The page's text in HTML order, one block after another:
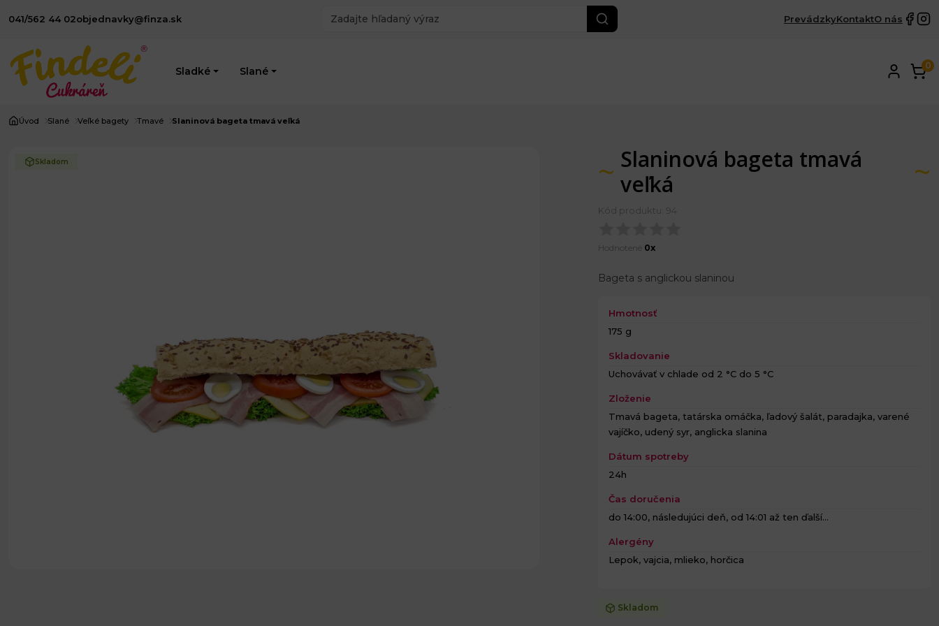
041/562 44 02objednavky@finza.sk PrevádzkyKontaktO nás
Sladké Slané 0
Úvod Slané Veľké bagety Tmavé Slaninová bageta tmavá veľká
Skladom
Slaninová bageta tmavá
veľká
Kód produktu: 94
Hodnotené 0x
Bageta s anglickou slaninou
Hmotnosť
175 g
Skladovanie
Uchovávať v chlade od 2 °C do 5 °C
Zloženie
Tmavá bageta, tatárska omáčka, ľadový šalát, paradajka, varené
vajíčko, udený syr, anglicka slanina
Dátum spotreby
24h
Čas doručenia
do 14:00, následujúci deň, od 14:01 až ten ďalší...
Alergény
Lepok, vajcia, mlieko, horčica
Skladom